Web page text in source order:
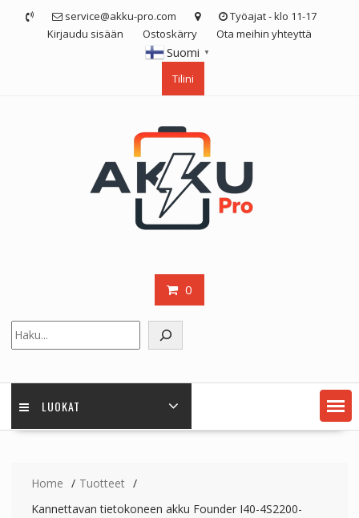
service@akku-pro.com
Työajat - klo 11-17
Kirjaudu sisään
Ostoskärry Ota meihin yhteyttä
Suomi ▼
Tilini
0
LUOKAT
Home
Tuotteet
Kannettavan tietokoneen akku Founder I40-4S2200-